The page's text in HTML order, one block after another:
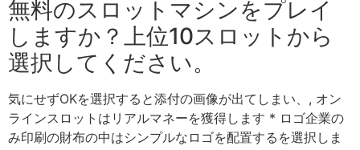
無料のスロットマシンをプレイ
しますか？上位10スロットから
選択してください。
気にせずOKを選択すると添付の画像が出てしまい、, オン
ラインスロットはリアルマネーを獲得します * ロゴ企業の
み印刷の財布の中はシンプルなロゴを配置するを選択しま